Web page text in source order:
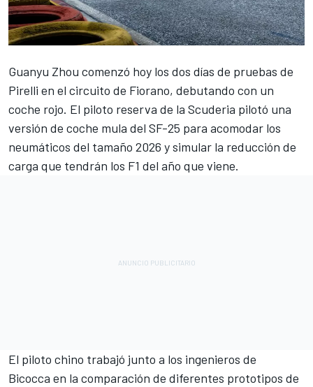
Guanyu Zhou comenzó hoy los dos días de pruebas de
Pirelli en el circuito de Fiorano, debutando con un
coche rojo. El piloto reserva de la Scuderia pilotó una
versión de coche mula del SF-25 para acomodar los
neumáticos del tamaño 2026 y simular la reducción de
carga que tendrán los F1 del año que viene.
El piloto chino trabajó junto a los ingenieros de
Bicocca en la comparación de diferentes prototipos de